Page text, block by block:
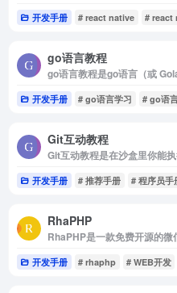
开发手册 # react native # react
go语言教程
go语言教程是go语言（或
开发手册 # go语言学习 # go语
Git互动教程
开发手册 # 推荐手册 # 程序员手
RhaPHP
开发手册 # rhaphp # WEB开发